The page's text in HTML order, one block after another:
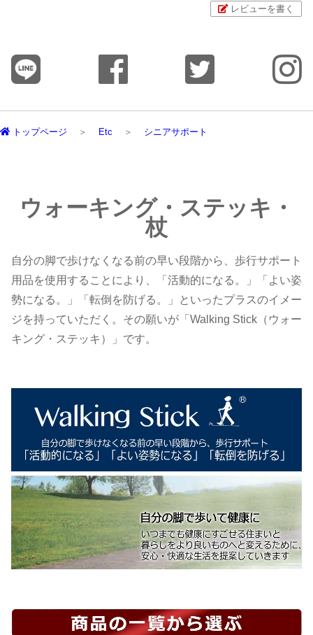
レビューを書く
トップページ Etc シニアサポート
ウォーキング・ステッキ・
杖
自分の脚で歩けなくなる前の早い段階から、歩行サポート
用品を使用することにより、「活動的になる。」「よい姿
勢になる。」「転倒を防げる。」といったプラスのイメー
ジを持っていただく。その願いが「Walking Stick（ウォー
キング・ステッキ）」です。